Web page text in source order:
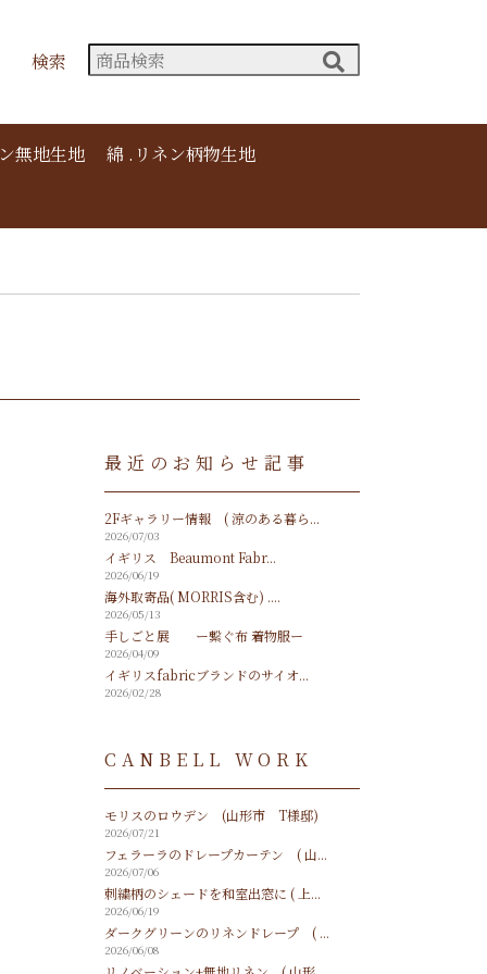
検索
無地生地
綿 .リネン柄物生地
最近のお知らせ記事
2Fギャラリー情報 ( 涼のある暮ら...
2026/07/03
イギリス Beaumont Fabr...
2026/06/19
海外取寄品( MORRIS含む) ....
2026/05/13
手しごと展 ー繋ぐ布 着物服ー
2026/04/09
イギリスfabricブランドのサイオ...
2026/02/28
CANBELL WORK
モリスのロウデン (山形市 T様邸)
2026/07/21
フェラーラのドレープカーテン ( 山...
2026/07/06
刺繍柄のシェードを和室出窓に ( 上...
2026/06/19
ダークグリーンのリネンドレープ ( ...
2026/06/08